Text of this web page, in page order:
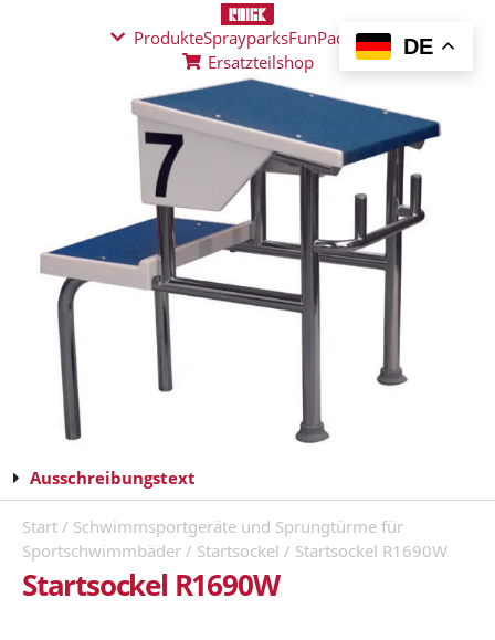
ProdukteSprayparksFunPad
News
Ersatzteilshop
Ausschreibungstext
Start / Schwimmsportgeräte und Sprungtürme für
Sportschwimmbäder / Startsockel / Startsockel R1690W
Startsockel R1690W
DE